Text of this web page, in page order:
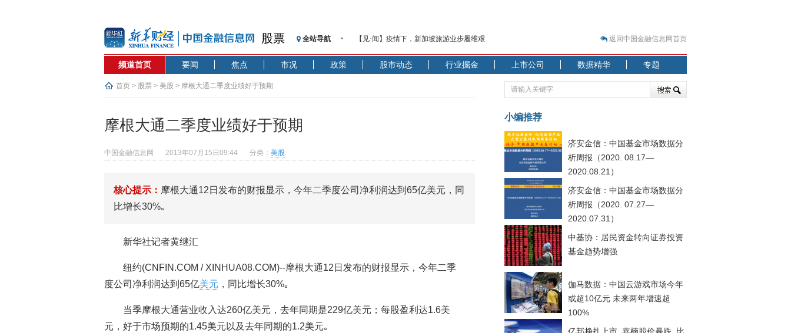
股票 全站导航
【见·闻】疫情下，新加坡旅游业步履维艰
记者手记：疫情下的香港零售业如何浴火重生？
【见·闻】疫情下一家香港传统零售商的转型突围之旅
济安金信：中国基金市场数据分析周报（2020. 07.27—2020.07.31）
【新华财经调查】同业存单、结构性存款玩起“跷跷板” 结构性失衡藏
央行公开市场净投放300亿元 短端资金利率明显下行
基本面及股市双轮冲击 债市回调十年期债表现最弱
沥青期货连续两日涨逾3% 沪银及两粕涨势喜人
恒生聚源：北斗收官之星发射成功，全产业链解析
济安金信：中国基金市场数据分析周报（2020. 08.17—2020.08.21）
返回中国金融信息网首页
频道首页 要闻 焦点 市况 政策 股市动态 行业掘金 上市公司 数据精华 专题
首页 > 股票 > 美股 > 摩根大通二季度业绩好于预期
摩根大通二季度业绩好于预期
中国金融信息网 2013年07月15日09:44 分类： 美股
核心提示： 摩根大通12日发布的财报显示，今年二季度公司净利润达到65亿美元，同
比增长30%｡
新华社记者黄继汇
纽约(CNFIN.COM / XINHUA08.COM)--摩根大通12日发布的财报显示，今年二季
度公司净利润达到65亿美元 ，同比增长30%｡
当季摩根大通营业收入达260亿美元，去年同期是229亿美元；每股盈利达1.6美
元，好于市场预期的1.45美元以及去年同期的1.2美元｡
小编推荐
济安金信：中国基金市场数据分
析周报（2020. 08.17—
2020.08.21）
济安金信：中国基金市场数据分
析周报（2020. 07.27—
2020.07.31）
中基协：居民资金转向证券投资
基金趋势增强
伽马数据：中国云游戏市场今年
或超10亿元 未来两年增速超
100%